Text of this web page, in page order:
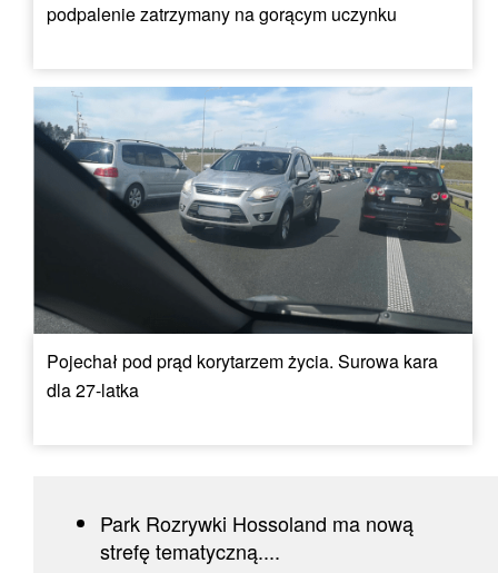
podpalenie zatrzymany na gorącym uczynku
Pojechał pod prąd korytarzem życia. Surowa kara
dla 27-latka
Park Rozrywki Hossoland ma nową
strefę tematyczną....